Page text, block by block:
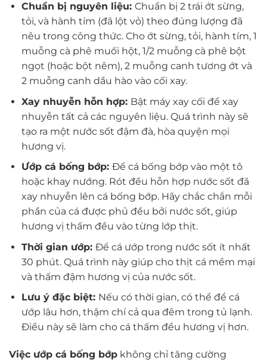
Chuẩn bị nguyên liệu: Chuẩn bị 2 trái ớt sừng,
tỏi, và hành tím (đã lột vỏ) theo đúng lượng đã
nêu trong công thức. Cho ớt sừng, tỏi, hành tím, 1
muỗng cà phê muối hột, 1/2 muỗng cà phê bột
ngọt (hoặc bột nêm), 2 muỗng canh tương ớt và
2 muỗng canh dầu hào vào cối xay.
Xay nhuyễn hỗn hợp: Bật máy xay cối để xay
nhuyễn tất cả các nguyên liệu. Quá trình này sẽ
tạo ra một nước sốt đậm đà, hòa quyện mọi
hương vị.
Ướp cá bống bớp: Để cá bống bớp vào một tô
hoặc khay nướng. Rót đều hỗn hợp nước sốt đã
xay nhuyễn lên cá bống bớp. Hãy chắc chắn mỗi
phần của cá được phủ đều bởi nước sốt, giúp
hương vị thấm đều vào từng lớp thịt.
Thời gian ướp: Để cá ướp trong nước sốt ít nhất
30 phút. Quá trình này giúp cho thịt cá mềm mại
và thấm đậm hương vị của nước sốt.
Lưu ý đặc biệt: Nếu có thời gian, có thể để cá
ướp lâu hơn, thậm chí cả qua đêm trong tủ lạnh.
Điều này sẽ làm cho cá thấm đều hương vị hơn.
Việc ướp cá bống bớp không chỉ tăng cường